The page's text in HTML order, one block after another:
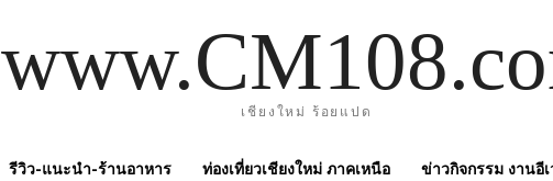
เชียงใหม่ ร้อยแปด
รีวิว-แนะนำ-ร้านอาหาร ท่องเที่ยวเชียงใหม่ ภาคเหนือ ข่าวกิจกรรม งานอี